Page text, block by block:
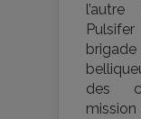
des
mission